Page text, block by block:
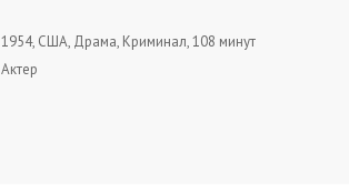
1954, США, Драма, Криминал, 108 минут
Актер